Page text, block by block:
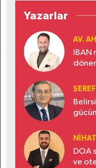
Yazarlar
AV.
DOA
ve